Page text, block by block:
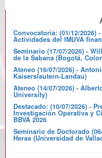
Convocatoria: (01/12/2026)
Actividades del IMUVA
Seminario (17/07/2026) -
de la Sabana (Bogotá,
Ateneo (16/07/2026) -
Kaiserslautern-Landau)
Ateneo (14/07/2026) -
University)
Destacado: (10/07/2026) -
Investigación Operativa y
BBVA 2026
Seminario de Doctorado
Heras (Universidad de